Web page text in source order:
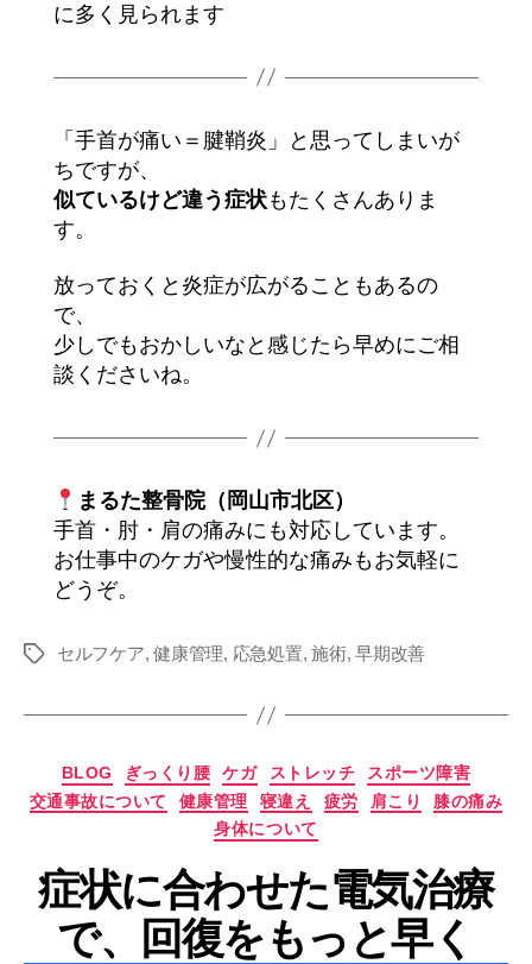
に多く見られます
「手首が痛い＝腱鞘炎」と思ってしまいが
ちですが、
似ているけど違う症状もたくさんありま
す。
放っておくと炎症が広がることもあるの
で、
少しでもおかしいなと感じたら早めにご相
談くださいね。
まるた整骨院（岡山市北区）
手首・肘・肩の痛みにも対応しています。
お仕事中のケガや慢性的な痛みもお気軽に
どうぞ。
タ
セルフケア,健康管理, 応急処置,施術,早期改善
カ
テ
ゴ
リ
ー
BLOG ぎっくり腰 ケガ ストレッチ
スポーツ障害
交通事故について
健康管理 寝違え 疲労 肩こり
膝の痛み
身体について
症状に合わせた電気治療
で、回復をもっと早く